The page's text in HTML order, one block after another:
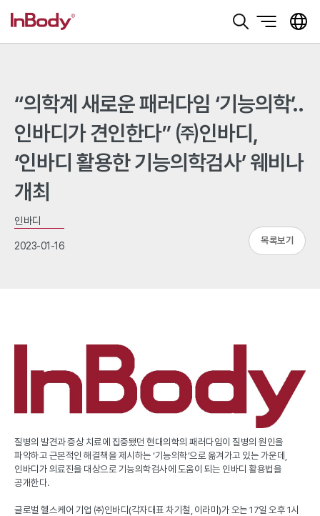
“의학계 새로운 패러다임 ‘기능의학’..
인바디가 견인한다” ㈜인바디,
‘인바디 활용한 기능의학검사’ 웨비나
개최
인바디
2023-01-16 목록보기
질병의 발견과 증상 치료에 집중됐던 현대의학의 패러다임이 질병의 원인을
파악하고 근본적인 해결책을 제시하는‘기능의학’으로 옮겨가고 있는 가운데
인바디가 의료진을 대상으로 기능의학검사에 도움이 되는 인바디 활용법을
공개한다.
글로벌 헬스케어 기업 ㈜인바디(각자대표 차기철 이라미)가 오는17일 오후1시